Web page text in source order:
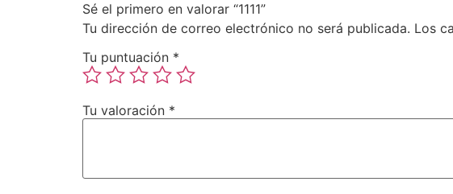
Sé el primero en valorar “1111”
Tu dirección de correo electrónico no será publicada. Los
Tu puntuación *
Tu valoración *